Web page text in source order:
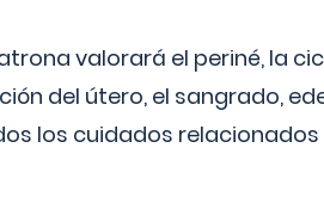
valorará el periné, la
del útero, el sangrado,
los cuidados relacionados